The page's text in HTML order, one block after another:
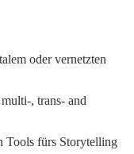
oder vernetzten
, trans- and
Tools fürs Storytelling